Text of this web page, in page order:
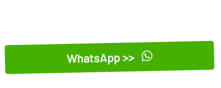
WhatsApp >>